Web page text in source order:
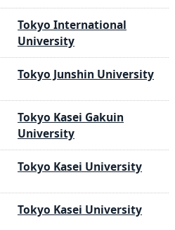
Tokyo International
University
Tokyo Junshin University
Tokyo Kasei Gakuin
University
Tokyo Kasei University
Tokyo Kasei University